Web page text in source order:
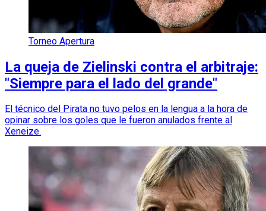
Torneo Apertura
La queja de Zielinski contra el arbitraje:
"Siempre para el lado del grande"
El técnico del Pirata no tuvo pelos en la lengua a la hora de
opinar sobre los goles que le fueron anulados frente al
Xeneize.